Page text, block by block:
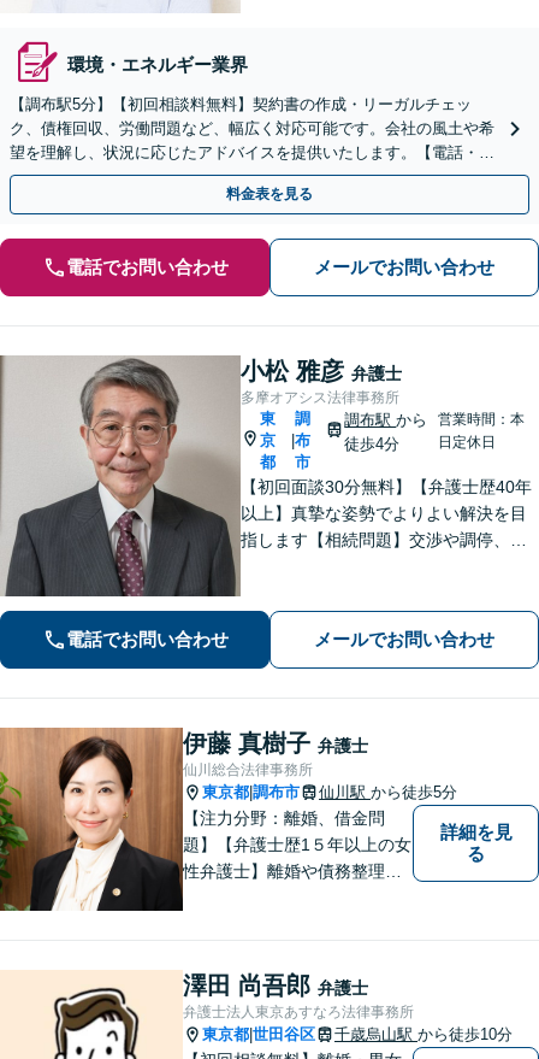
環境・エネルギー業界
【調布駅5分】【初回相談料無料】契約書の作成・リーガルチェッ
ク、債権回収、労働問題など、幅広く対応可能です。会社の風土や希
望を理解し、状況に応じたアドバイスを提供いたします。【電話・メ
ール相談可】
料金表を見る
電話でお問い合わせ メールでお問い合わせ
小松 雅彦 弁護士
多摩オアシス法律事務所
東
京
都
調
布
市
調布駅から
徒歩4分
営業時間：本
日定休日
【初回面談30分無料】【弁護士歴40年
以上】真摯な姿勢でよりよい解決を目
指します【相続問題】交渉や調停、裁
題】熟年離婚や離婚を検討中の方もお
気軽にご相談ください【調布駅4分】
電話でお問い合わせ メールでお問い合わせ
伊藤 真樹子 弁護士
仙川総合法律事務所
東京都 調布市 仙川駅 から徒歩5分
【注力分野：離婚、借金問
題】【弁護士歴1５年以上の女
性弁護士】離婚や債務整理
す。【仙川駅５分】
詳細を見
る
澤田 尚吾郎 弁護士
弁護士法人東京あすなろ法律事務所
東京都 世田谷区 千歳烏山駅 から徒歩10分